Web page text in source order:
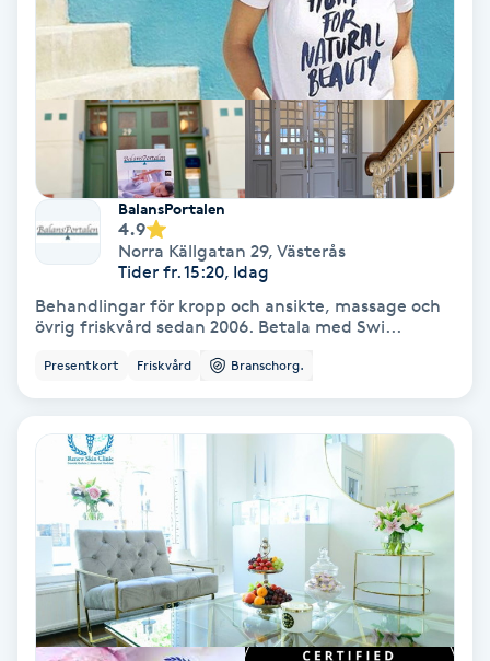
Färgning
Gel naglar
Gelenaglar
Gellack
Gellack med förstärkning
Gravidyoga
Gruppträning
Gua Sha-massage
BalansPortalen
4.9
Norra Källgatan 29, Västerås
Tider fr. 15:20, Idag
Behandlingar för kropp och ansikte, massage och
övrig friskvård sedan 2006. Betala med Swi...
Presentkort Friskvård Branschorg.